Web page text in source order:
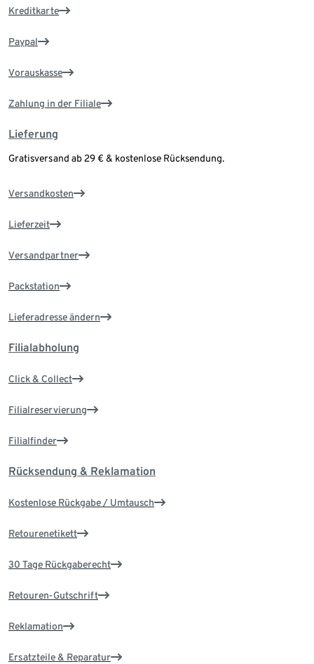
Kreditkarte
Paypal
Vorauskasse
Zahlung in der Filiale
Lieferung
Gratisversand ab 29 € & kostenlose Rücksendung.
Versandkosten
Lieferzeit
Versandpartner
Packstation
Lieferadresse ändern
Filialabholung
Click & Collect
Filialreservierung
Filialfinder
Rücksendung & Reklamation
Kostenlose Rückgabe / Umtausch
Retourenetikett
30 Tage Rückgaberecht
Retouren-Gutschrift
Reklamation
Ersatzteile & Reparatur